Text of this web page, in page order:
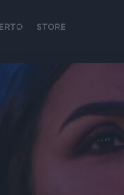
STORE